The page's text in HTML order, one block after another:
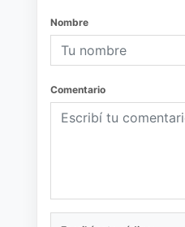
Nombre
Comentario